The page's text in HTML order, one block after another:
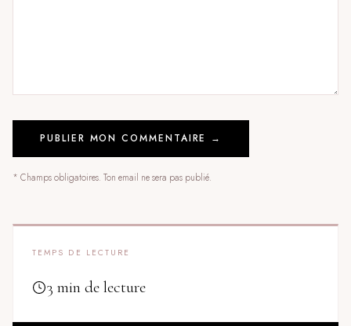
PUBLIER MON COMMENTAIRE →
* Champs obligatoires. Ton email ne sera pas publié.
TEMPS DE LECTURE
3 min de lecture